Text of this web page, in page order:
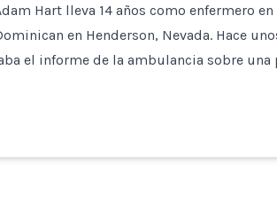
Hart lleva 14 años como enfermero
en Henderson, Nevada. Hace
el informe de la ambulancia sobre una